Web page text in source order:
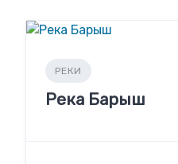
РЕКИ
Река Барыш